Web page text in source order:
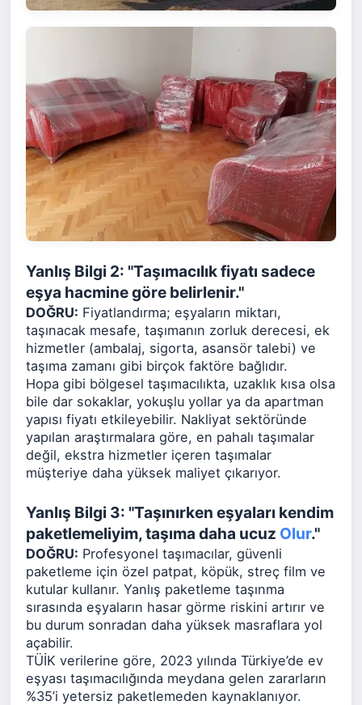
Yanlış Bilgi 2: "Taşımacılık fiyatı sadece
eşya hacmine göre belirlenir."
DOĞRU: Fiyatlandırma; eşyaların miktarı,
taşınacak mesafe, taşımanın zorluk derecesi, ek
hizmetler (ambalaj, sigorta, asansör talebi) ve
taşıma zamanı gibi birçok faktöre bağlıdır.
Hopa gibi bölgesel taşımacılıkta, uzaklık kısa olsa
bile dar sokaklar, yokuşlu yollar ya da apartman
yapısı fiyatı etkileyebilir. Nakliyat sektöründe
yapılan araştırmalara göre, en pahalı taşımalar
değil, ekstra hizmetler içeren taşımalar
müşteriye daha yüksek maliyet çıkarıyor.
Yanlış Bilgi 3: "Taşınırken eşyaları kendim
paketlemeliyim, taşıma daha ucuz Olur."
DOĞRU: Profesyonel taşımacılar, güvenli
paketleme için özel patpat, köpük, streç film ve
kutular kullanır. Yanlış paketleme taşınma
sırasında eşyaların hasar görme riskini artırır ve
bu durum sonradan daha yüksek masraflara yol
açabilir.
TÜİK verilerine göre, 2023 yılında Türkiye’de ev
eşyası taşımacılığında meydana gelen zararların
%35’i yetersiz paketlemeden kaynaklanıyor.